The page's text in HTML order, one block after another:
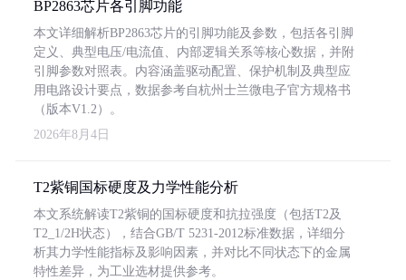
BP2863芯片各引脚功能
本文详细解析BP2863芯片的引脚功能及参数，包括各引脚
定义、典型电压/电流值、内部逻辑关系等核心数据，并附
引脚参数对照表。内容涵盖驱动配置、保护机制及典型应
用电路设计要点，数据参考自杭州士兰微电子官方规格书
（版本V1.2）。
2026年8月4日
T2紫铜国标硬度及力学性能分析
本文系统解读T2紫铜的国标硬度和抗拉强度（包括T2及
T2_1/2H状态），结合GB/T 5231-2012标准数据，详细分
析其力学性能指标及影响因素，并对比不同状态下的金属
特性差异，为工业选材提供参考。